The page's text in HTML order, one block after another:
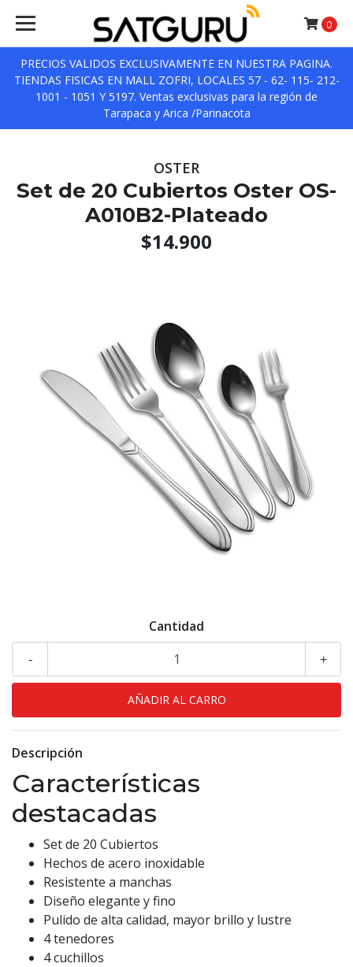
PRECIOS VALIDOS EXCLUSIVAMENTE EN NUESTRA PAGINA.
TIENDAS FISICAS EN MALL ZOFRI, LOCALES 57 - 62- 115- 212-
1001 - 1051 Y 5197. Ventas exclusivas para la región de
Tarapaca y Arica /Parinacota
0
OSTER
Set de 20 Cubiertos Oster OS-
A010B2-Plateado
$14.900
Cantidad
+
-
Descripción
Características
destacadas
Set de 20 Cubiertos
Hechos de acero inoxidable
Resistente a manchas
Diseño elegante y fino
Pulido de alta calidad, mayor brillo y lustre
4 tenedores
4 cuchillos